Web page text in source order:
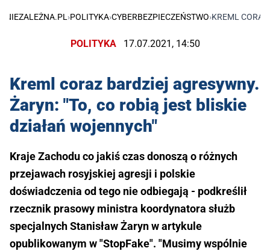
NIEZALEŻNA.PL ›POLITYKA›CYBERBEZPIECZEŃSTWO›KREML CORAZ
POLITYKA 17.07.2021, 14:50
Kreml coraz bardziej agresywny.
Żaryn: "To, co robią jest bliskie
działań wojennych"
Kraje Zachodu co jakiś czas donoszą o różnych
przejawach rosyjskiej agresji i polskie
doświadczenia od tego nie odbiegają - podkreślił
rzecznik prasowy ministra koordynatora służb
specjalnych Stanisław Żaryn w artykule
opublikowanym w "StopFake". "Musimy wspólnie